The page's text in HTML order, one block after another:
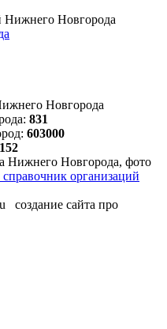
Нижнего Новгорода
Новгорода
831
603000
организаций
создание сайта про